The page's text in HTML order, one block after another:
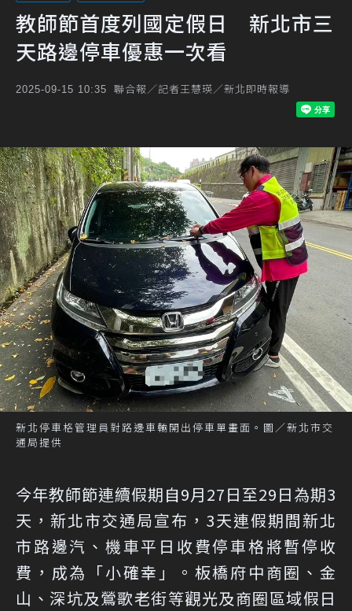
教師節首度列國定假日 新北市三
天路邊停車優惠一次看
2025-09-15 10:35 聯合報／記者王慧瑛／新北即時報導
新北停車格管理員對路邊車輛開出停車單畫面。圖／新北市交
通局提供
今年教師節連續假期自9月27日至29日為期3
天，新北市交通局宣布，3天連假期間新北
市路邊汽、機車平日收費停車格將暫停收
費，成為「小確幸」。板橋府中商圈、金
山、深坑及鶯歌老街等觀光及商圈區域假日